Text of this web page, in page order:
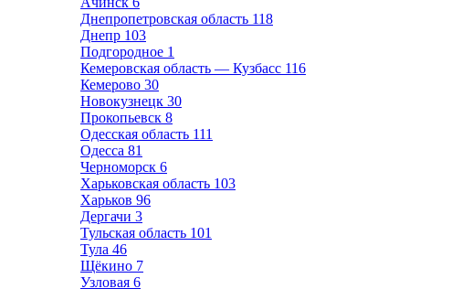
Днепропетровская область 118
Днепр 103
Подгородное 1
Кемеровская область — Кузбасс 116
Кемерово 30
Новокузнецк 30
Прокопьевск 8
Одесская область 111
Одесса 81
Черноморск 6
Харьковская область 103
Харьков 96
Дергачи 3
Тульская область 101
Тула 46
Щёкино 7
Узловая 6